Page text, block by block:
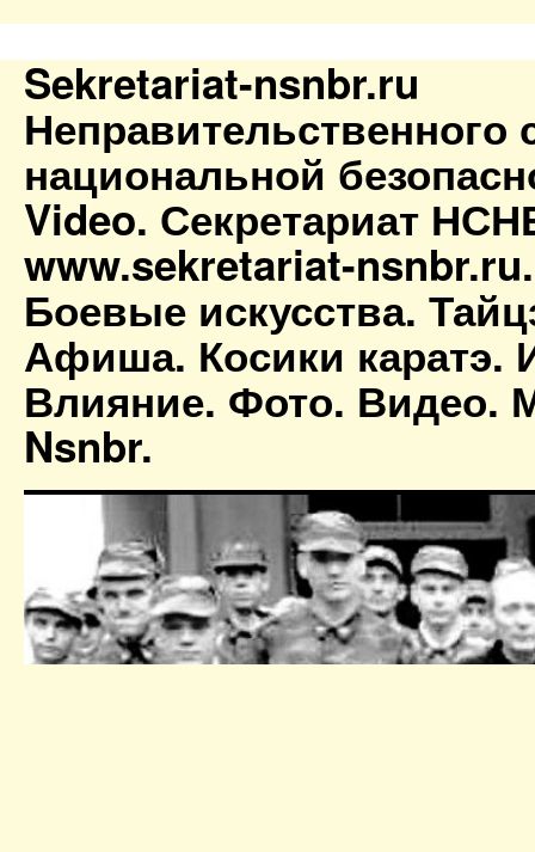
Sekretariat-nsnbr.ru
Неправительственного
национальной
Video. Секретариат
www.sekretariat-
Боевые искусства.
Афиша. Косики каратэ.
Влияние. Фото. Видео.
Nsnbr.